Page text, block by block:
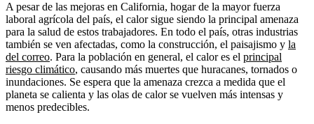
A pesar de las mejoras en California, hogar de la mayor fuerza
laboral agrícola del país, el calor sigue siendo la principal amenaza
para la salud de estos trabajadores. En todo el país, otras industrias
también se ven afectadas, como la construcción, el paisajismo y la
del correo. Para la población en general, el calor es el principal
riesgo climático, causando más muertes que huracanes, tornados o
inundaciones. Se espera que la amenaza crezca a medida que el
planeta se calienta y las olas de calor se vuelven más intensas y
menos predecibles.